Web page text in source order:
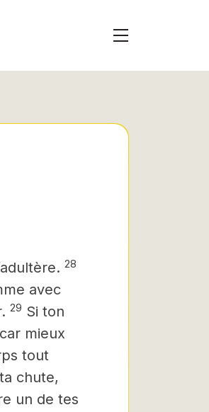
28
avec
29 Si ton
mieux
tout
chute,
un de tes